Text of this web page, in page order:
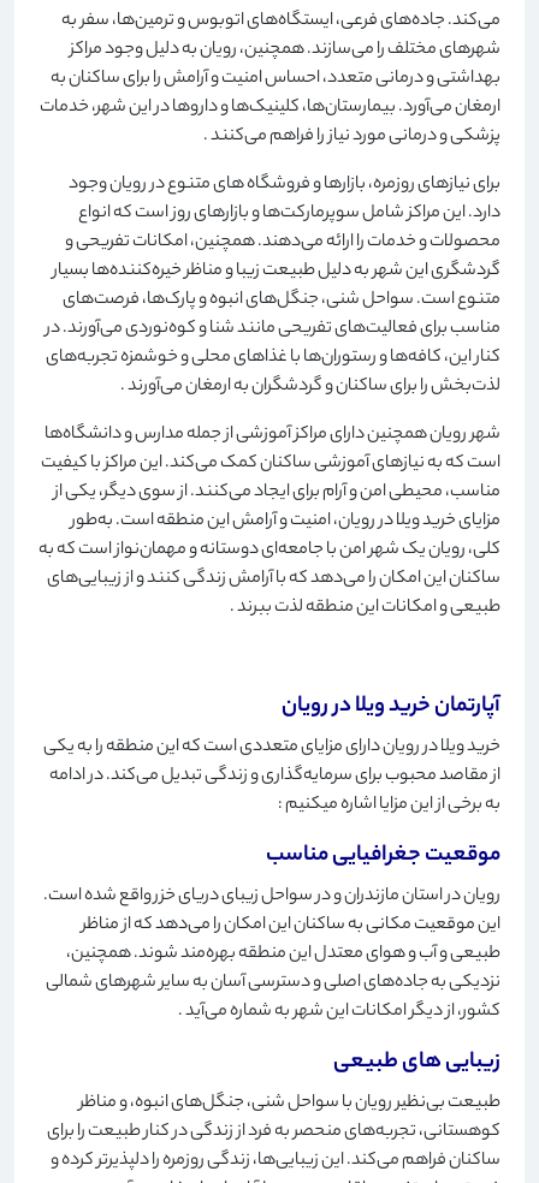
می‌کند. جاده‌های فرعی، ایستگاه‌های اتوبوس و ترمین‌ها، سفر به
شهرهای مختلف را می‌سازند. همچنین، رویان به دلیل وجود مراکز
بهداشتی و درمانی متعدد، احساس امنیت و آرامش را برای ساکنان به
ارمغان می‌آورد. بیمارستان‌ها، کلینیک‌ها و داروها در این شهر، خدمات
پزشکی و درمانی مورد نیاز را فراهم می‌کنند.
برای نیازهای روزمره، بازارها و فروشگاه های متنوع در رویان وجود
دارد. این مراکز شامل سوپرمارکت‌ها و بازارهای روز است که انواع
محصولات و خدمات را ارائه می‌دهند. همچنین، امکانات تفریحی و
گردشگری این شهر به دلیل طبیعت زیبا و مناظر خیره‌کننده‌ها بسیار
متنوع است. سواحل شنی، جنگل‌های انبوه و پارک‌ها، فرصت‌های
مناسب برای فعالیت‌های تفریحی مانند شنا و کوه‌نوردی می‌آورند. در
کنار این، کافه‌ها و رستوران‌ها با غذاهای محلی و خوشمزه تجربه‌های
لذت‌بخش را برای ساکنان و گردشگران به ارمغان می‌آورند.
شهر رویان همچنین دارای مراکز آموزشی از جمله مدارس و دانشگاه‌ها
است که به نیازهای آموزشی ساکنان کمک می‌کند. این مراکز با کیفیت
مناسب، محیطی امن و آرام برای ایجاد می‌کنند. از سوی دیگر، یکی از
مزایای خرید ویلا در رویان، امنیت و آرامش این منطقه است. به‌طور
کلی، رویان یک شهر امن با جامعه‌ای دوستانه و مهمان‌نواز است که به
ساکنان این امکان را می‌دهد که با آرامش زندگی کنند و از زیبایی‌های
طبیعی و امکانات این منطقه لذت ببرند.
آپارتمان خرید ویلا در رویان
خرید ویلا در رویان دارای مزایای متعددی است که این منطقه را به یکی
از مقاصد محبوب برای سرمایه‌گذاری و زندگی تبدیل می‌کند. در ادامه
به برخی از این مزایا اشاره میکنیم:
موقعیت جغرافیایی مناسب
رویان در استان مازندران و در سواحل زیبای دریای خزر واقع شده است.
این موقعیت مکانی به ساکنان این امکان را می‌دهد که از مناظر
طبیعی و آب و هوای معتدل این منطقه بهره‌مند شوند. همچنین،
نزدیکی به جاده‌های اصلی و دسترسی آسان به سایر شهرهای شمالی
کشور، از دیگر امکانات این شهر به شماره می‌آید.
زیبایی های طبیعی
طبیعت بی‌نظیر رویان با سواحل شنی، جنگل‌های انبوه، و مناظر
کوهستانی، تجربه‌های منحصر به فرد از زندگی در کنار طبیعت را برای
ساکنان فراهم می‌کند. این زیبایی‌ها، زندگی روزمره را دلپذیرتر کرده و